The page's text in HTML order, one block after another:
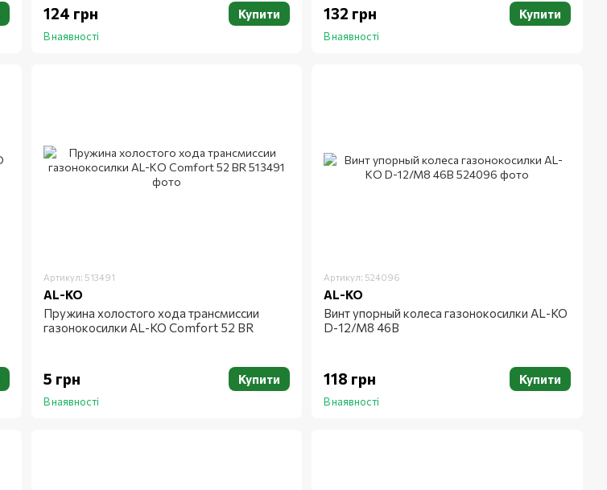
124 грн Купити
В наявності
132 грн Купити
В наявності
Артикул: 513491
AL-KO
Пружина холостого хода трансмиссии
газонокосилки AL-KO Comfort 52 BR
5 грн Купити
В наявності
Артикул: 524096
AL-KO
Винт упорный колеса газонокосилки AL-KO
D-12/M8 46В
118 грн Купити
В наявності